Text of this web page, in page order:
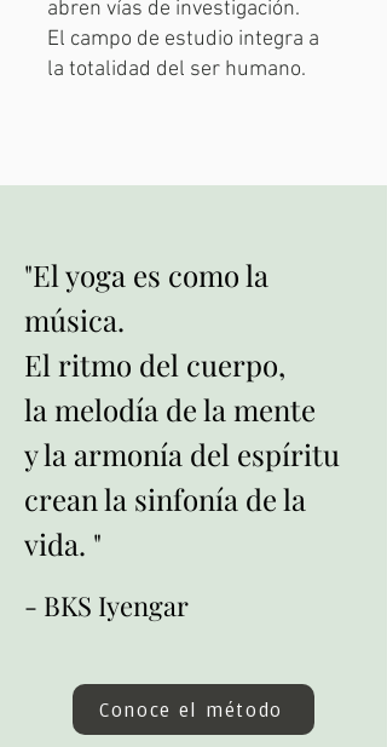
abren vías de investigación.
El campo de estudio integra a
la totalidad del ser humano.
"El yoga es como la
música.
El ritmo del cuerpo,
la melodía de la mente
y la armonía del espíritu
crean la sinfonía de la
vida. "
- BKS Iyengar
Conoce el método